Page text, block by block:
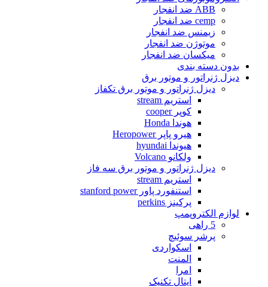
ABB ضد انفجار
cemp ضد انفجار
زیمنس ضد انفجار
موتوژن ضد انفجار
میکسان ضد انفجار
بدون دسته بندی
دیزل ژنراتور و موتور برق
دیزل ژنراتور و موتور برق تکفاز
استریم stream
کوپر cooper
هوندا Honda
هیرو پاپر Heropower
هیوندا hyundai
ولکانو Volcano
دیزل ژنراتور و موتور برق سه فاز
استریم stream
استنفورد پاور stanford power
پرکینز perkins
لوازم الکتروپمپ
5 راهی
پرشر سوئیچ
اسکواردی
المنت
امرا
ایتال تکنیک